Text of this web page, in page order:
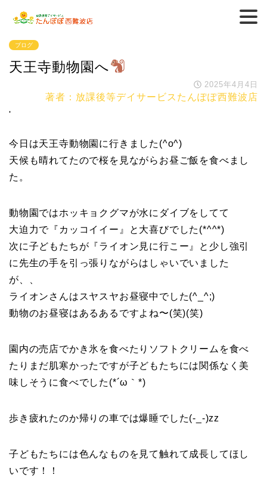
ブログ
天王寺動物園へ
2025年4月4日
著者：放課後等デイサービスたんぽぽ西難波店
'
今日は天王寺動物園に行きました(^o^)
天候も晴れてたので桜を見ながらお昼ご飯を食べまし
た。
動物園ではホッキョクグマが水にダイブをしてて
大迫力で『カッコイイー』と大喜びでした(*^^*)
次に子どもたちが『ライオン見に行こー』と少し強引
に先生の手を引っ張りながらはしゃいでいました
が、、
ライオンさんはスヤスヤお昼寝中でした(^_^;)
動物のお昼寝はあるあるですよね〜(笑)(笑)
園内の売店でかき氷を食べたりソフトクリームを食べ
たりまだ肌寒かったですが子どもたちには関係なく美
味しそうに食べでした(*´ω｀*)
歩き疲れたのか帰りの車では爆睡でした(-_-)zz
子どもたちには色んなものを見て触れて成長してほし
いです！！